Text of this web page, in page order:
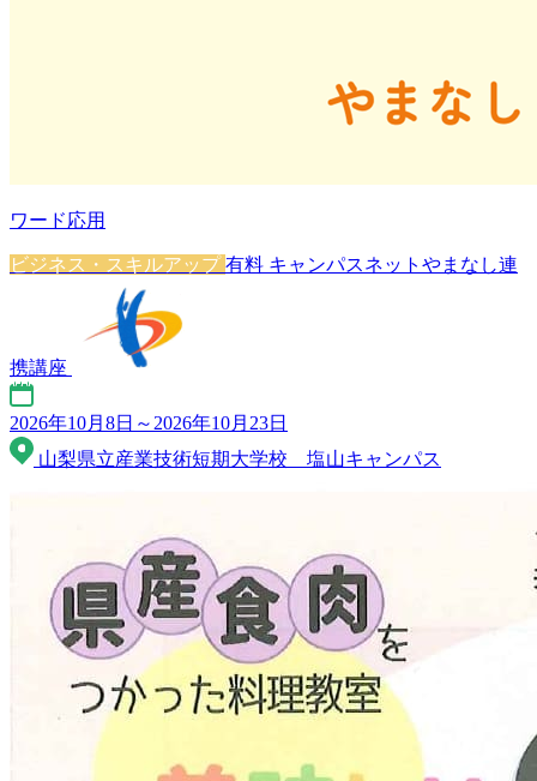
ワード応用
ビジネス・スキルアップ有料 キャンパスネットやまなし連
携講座
2026年10月8日～2026年10月23日
山梨県立産業技術短期大学校 塩山キャンパス